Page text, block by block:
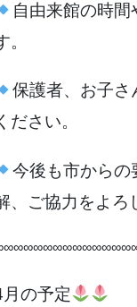
自由来館の時
。
保護者、お子さ
ださい。
今後も市からの
、ご協力をよろ
の予定